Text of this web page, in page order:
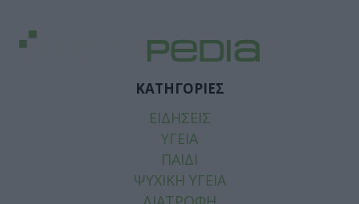
ΚΑΤΗΓΟΡΙΕΣ
ΕΙΔΗΣΕΙΣ
ΥΓΕΙΑ
ΠΑΙΔΙ
ΨΥΧΙΚΗ ΥΓΕΙΑ